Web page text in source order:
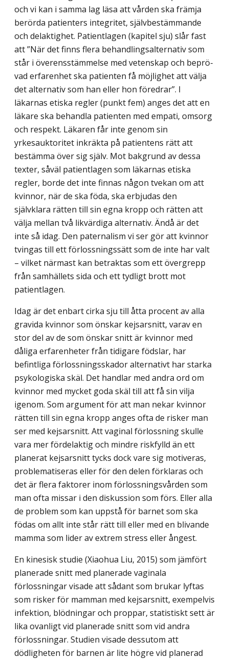
och vi kan i samma lag läsa att vården ska främja
berörda patienters integ­ritet, självbestämmande
och delaktighet. Patientlagen (kapitel sju) slår fast
att ”När det finns flera behandlingsalternativ som
står i överensstämmelse med vetenskap och beprö­
vad erfarenhet ska patienten få möjlighet att välja
det alternativ som han eller hon före­drar”. I
läkarnas etiska regler (punkt fem) anges det att en
läkare ska behandla patienten med empati, omsorg
och respekt. Läkaren får inte genom sin
yrkesauktoritet inkräkta på patientens rätt att
bestämma över sig själv. Mot bakgrund av dessa
texter, såväl patient­lagen som läkarnas etiska
regler, borde det inte finnas någon tvekan om att
kvinnor, när de ska föda, ska erbjudas den
självklara rätten till sin egna kropp och rätten att
välja mellan två likvärdiga alternativ. Ändå är det
inte så idag. Den paternalism vi ser gör att kvinnor
tvingas till ett förlossningssätt som de inte har valt
– vilket närmast kan betraktas som ett övergrepp
från samhällets sida och ett tydligt brott mot
patientlagen.
Idag är det enbart cirka sju till åtta procent av alla
gravida kvinnor som önskar kejsar­snitt, varav en
stor del av de som önskar snitt är kvinnor med
dåliga erfarenheter från tidigare födslar, har
befintliga förlossningsskador alternativt har starka
psykologiska skäl. Det handlar med andra ord om
kvinnor med mycket goda skäl till att få sin vilja
igenom. Som argument för att man nekar kvinnor
rätten till sin egna kropp anges ofta de risker man
ser med kejsarsnitt. Att vaginal förlossning skulle
vara mer fördelaktig och mindre riskfylld än ett
planerat kejsarsnitt tycks dock vare sig motiveras,
problematiseras eller för den delen förklaras och
det är flera faktorer inom förlossningsvården som
man ofta missar i den diskussion som förs. Eller alla
de problem som kan uppstå för barnet som ska
födas om allt inte står rätt till eller med en blivande
mamma som lider av extrem stress eller ångest.
En kinesisk studie (Xiaohua Liu, 2015) som jämfört
planerade snitt med planerade vaginala
förlossningar visade att sådant som brukar lyftas
som risker för mamman med kejsarsnitt, exempelvis
infektion, blödningar och proppar, statistiskt sett är
lika ovanligt vid planerade snitt som vid andra
förlossningar. Studien visade dessutom att
dödligheten för barnen är lite högre vid planerad